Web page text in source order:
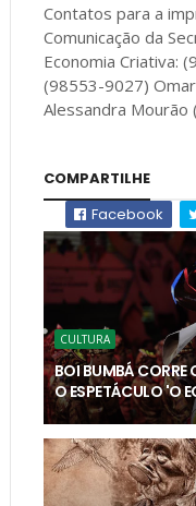
Contatos para a
Comunicação da
Economia Criativa:
(98553-9027)
Alessandra Mourão
COMPARTILHE
Facebook
CULTURA
BOI BUMBÁ
O ESPETÁCULO 'O